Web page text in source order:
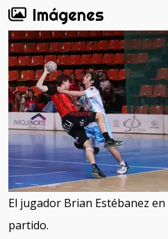
Imágenes
El jugador Brian Estébanez
partido.